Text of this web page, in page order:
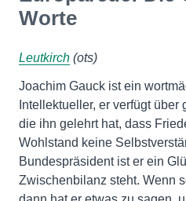
Worte
Leutkirch (ots)
Joachim Gauck ist ein
Intellektueller, er verfügt
die ihn gelehrt hat, dass
Wohlstand keine
Bundespräsident ist er ein
Zwischenbilanz steht. Wenn